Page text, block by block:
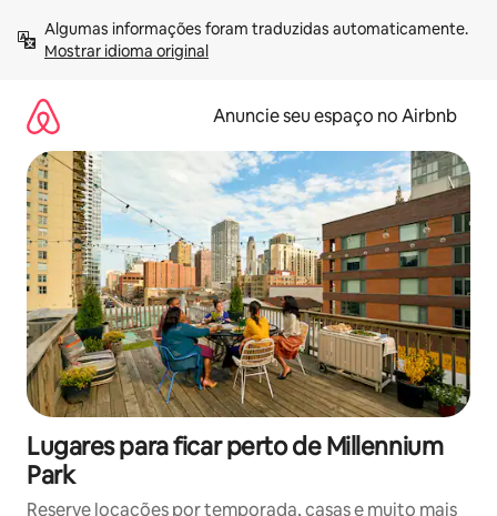
para
Mostrar idioma original
Anuncie seu espaço no Airbnb
Lugares para ficar perto de Millennium
Park
Reserve locações por temporada, casas e muito mais